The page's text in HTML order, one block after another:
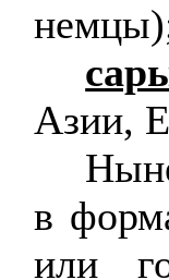
Азии,
в
или